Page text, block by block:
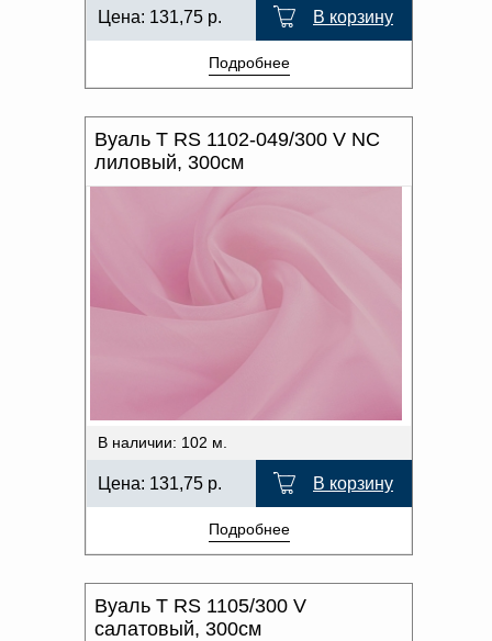
Цена: 131,75 р. В корзину
Подробнее
Вуаль T RS 1102-049/300 V NC
лиловый, 300см
В наличии: 102 м.
Цена: 131,75 р. В корзину
Подробнее
Вуаль T RS 1105/300 V
салатовый, 300см